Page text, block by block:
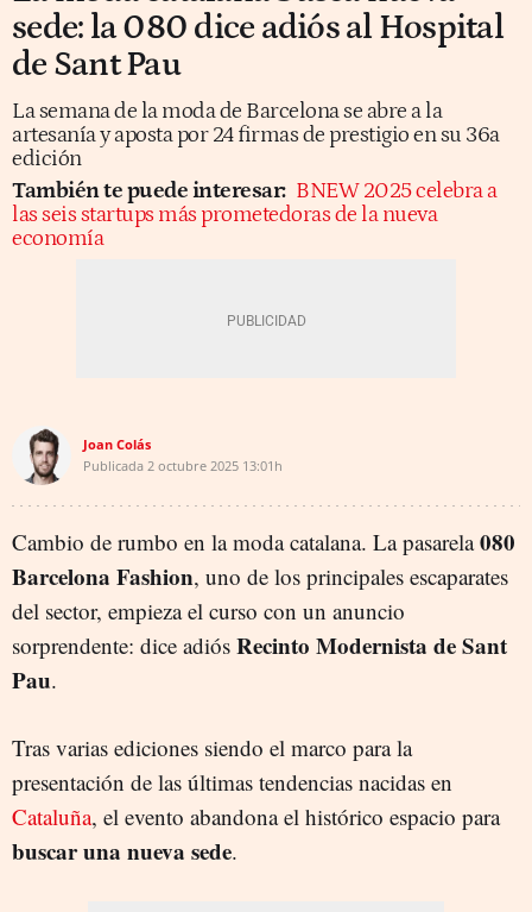
sede: la 080 dice adiós al Hospital
de Sant Pau
La semana de la moda de Barcelona se abre a la
artesanía y aposta por 24 firmas de prestigio en su 36a
edición
También te puede interesar: BNEW 2025 celebra a
las seis startups más prometedoras de la nueva
economía
Joan Colás
Publicada 2 octubre 2025 13:01h
Cambio de rumbo en la moda catalana. La pasarela080
Barcelona Fashion, uno de los principales escaparates
del sector, empieza el curso con un anuncio
sorprendente: dice adiós Recinto Modernista de Sant
Pau.
Tras varias ediciones siendo el marco para la
presentación de las últimas tendencias nacidas en
Cataluña, el evento abandona el histórico espacio para
buscar una nueva sede.